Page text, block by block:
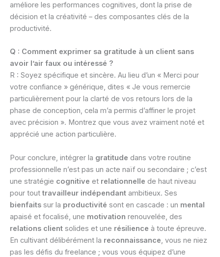
améliore les performances cognitives, dont la prise de
décision et la créativité – des composantes clés de la
productivité.
Q : Comment exprimer sa gratitude à un client sans
avoir l’air faux ou intéressé ?
R : Soyez spécifique et sincère. Au lieu d’un « Merci pour
votre confiance » générique, dites « Je vous remercie
particulièrement pour la clarté de vos retours lors de la
phase de conception, cela m’a permis d’affiner le projet
avec précision ». Montrez que vous avez vraiment noté et
apprécié une action particulière.
Pour conclure, intégrer la gratitude dans votre routine
professionnelle n’est pas un acte naïf ou secondaire ; c’est
une stratégie cognitive et relationnelle de haut niveau
pour tout travailleur indépendant ambitieux. Ses
bienfaits sur la productivité sont en cascade : un mental
apaisé et focalisé, une motivation renouvelée, des
relations client solides et une résilience à toute épreuve.
En cultivant délibérément la reconnaissance, vous ne niez
pas les défis du freelance ; vous vous équipez d’une